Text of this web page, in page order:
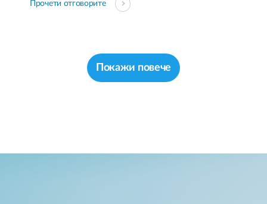
Прочети отговорите
Покажи повече